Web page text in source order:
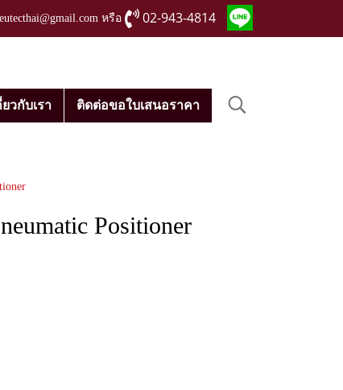
หรือ 02-943-4814
ยวกับเรา ติดต่อขอใบเสนอราคา
Positioner